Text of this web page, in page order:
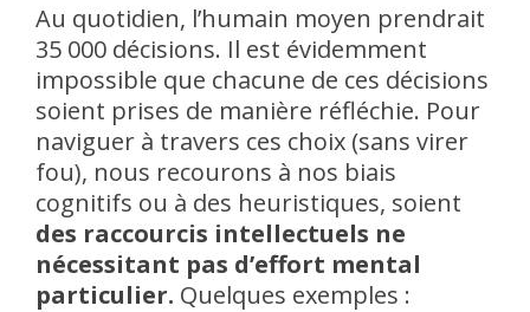
Au quotidien, l’humain moyen prendrait
35 000 décisions. Il est évidemment
impossible que chacune de ces décisions
soient prises de manière réfléchie. Pour
naviguer à travers ces choix (sans virer
fou), nous recourons à nos biais
cognitifs ou à des heuristiques, soient
des raccourcis intellectuels ne
nécessitant pas d’effort mental
particulier. Quelques exemples :